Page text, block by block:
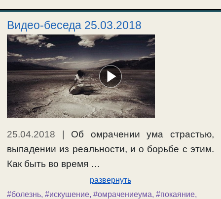
Видео-беседа 25.03.2018
25.04.2018 | Об омрачении ума страстью,
выпадении из реальности, и о борьбе с этим.
Как быть во время …
развернуть
#болезнь, #искушение, #омрачениеума, #покаяние,